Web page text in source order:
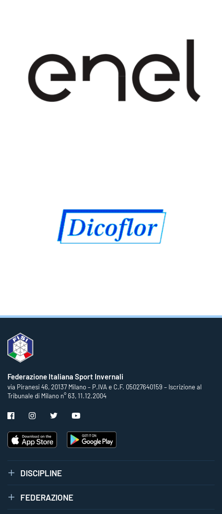
Federazione Italiana Sport Invernali
via Piranesi 46, 20137 Milano – P.IVA e C.F. 05027640159 – Iscrizione al
Tribunale di Milano n° 63, 11.12.2004
DISCIPLINE
FEDERAZIONE